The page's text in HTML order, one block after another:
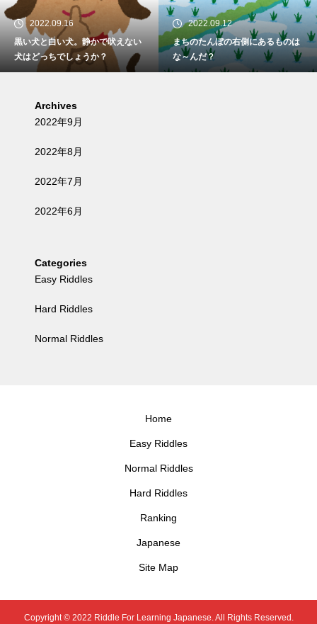
2022.09.16
黒い犬と白い犬。静かで吠えない
犬はどっちでしょうか？
2022.09.12
まちのたんぼの右側にあるものは
な～んだ？
Archives
2022年9月
2022年8月
2022年7月
2022年6月
Categories
Easy Riddles
Hard Riddles
Normal Riddles
Home
Easy Riddles
Normal Riddles
Hard Riddles
Ranking
Japanese
Site Map
Copyright © 2022 Riddle For Learning Japanese. All Rights Reserved.